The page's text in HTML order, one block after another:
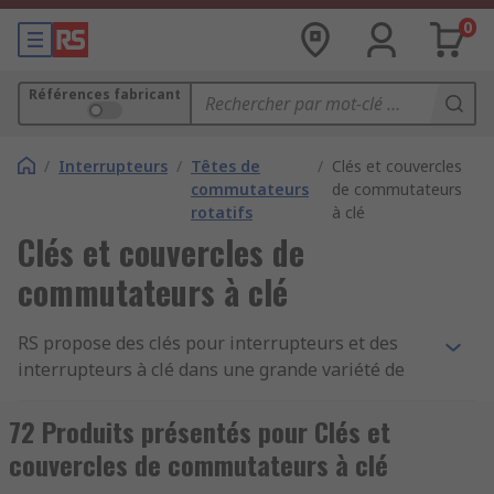
0
Références fabricant
/ Interrupteurs / Têtes de
commutateurs
rotatifs
/ Clés et couvercles
de commutateurs
à clé
Clés et couvercles de
commutateurs à clé
RS propose des clés pour interrupteurs et des
interrupteurs à clé dans une grande variété de
fabricants tels que APEM, EAO, Schneider et
Siemens. Les clés pour interrupteur à clé sont
conçues pour fonctionner avec une gamme
72 Produits présentés pour Clés et
couvercles de commutateurs à clé